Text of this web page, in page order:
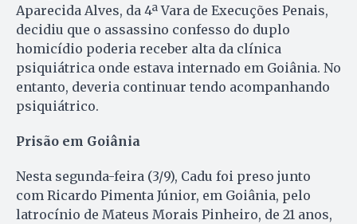
Aparecida Alves, da 4ª Vara de Execuções Penais,
decidiu que o assassino confesso do duplo
homicídio poderia receber alta da clínica
psiquiátrica onde estava internado em Goiânia. No
entanto, deveria continuar tendo acompanhando
psiquiátrico.
Prisão em Goiânia
Nesta segunda-feira (3/9), Cadu foi preso junto
com Ricardo Pimenta Júnior, em Goiânia, pelo
latrocínio de Mateus Morais Pinheiro, de 21 anos,